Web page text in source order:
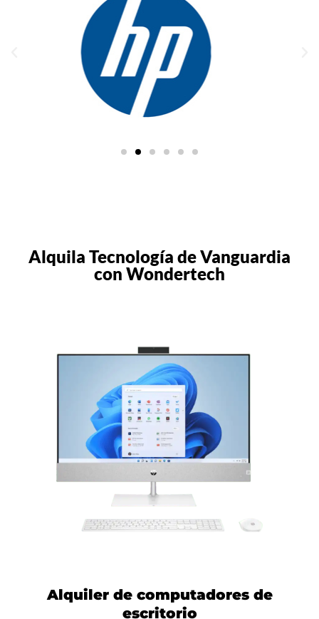
Alquila Tecnología de Vanguardia
con Wondertech
Alquiler de computadores de
escritorio